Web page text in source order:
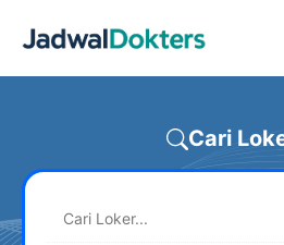
Cari